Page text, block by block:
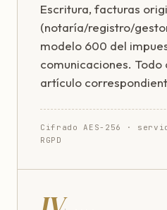
Escritura, facturas
(notaría/registro/
modelo 600 del
comunicaciones.
artículo
Cifrado AES-256 ·
RGPD